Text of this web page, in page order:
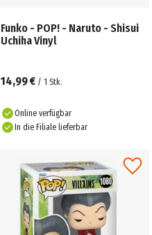
Funko - POP! - Naruto - Shisui
Uchiha Vinyl
14,99 € / 1 Stk.
Online verfügbar
In die Filiale lieferbar